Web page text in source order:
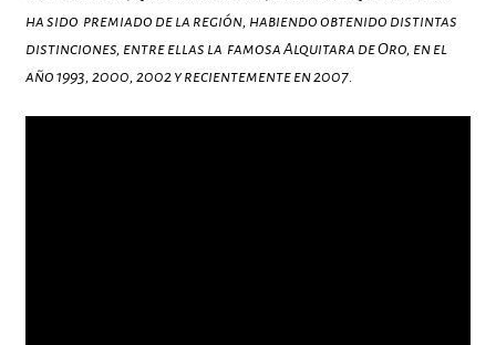
ha sido premiado de la región, habiendo obtenido distintas
distinciones, entre ellas la famosa Alquitara de Oro, en el
año 1993, 2000, 2002 y recientemente en 2007.